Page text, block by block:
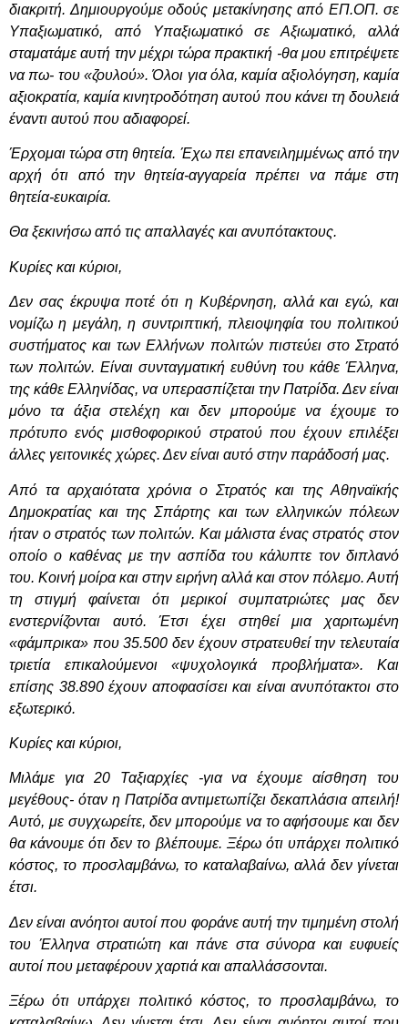
διακριτή. Δημιουργούμε οδούς μετακίνησης από ΕΠ.ΟΠ. σε
Υπαξιωματικό, από Υπαξιωματικό σε Αξιωματικό, αλλά
σταματάμε αυτή την μέχρι τώρα πρακτική -θα μου επιτρέψετε
να πω- του «ζουλού». Όλοι για όλα, καμία αξιολόγηση, καμία
αξιοκρατία, καμία κινητροδότηση αυτού που κάνει τη δουλειά
έναντι αυτού που αδιαφορεί.
Έρχομαι τώρα στη θητεία. Έχω πει επανειλημμένως από την
αρχή ότι από την θητεία-αγγαρεία πρέπει να πάμε στη
θητεία-ευκαιρία.
Θα ξεκινήσω από τις απαλλαγές και ανυπότακτους.
Κυρίες και κύριοι,
Δεν σας έκρυψα ποτέ ότι η Κυβέρνηση, αλλά και εγώ, και
νομίζω η μεγάλη, η συντριπτική, πλειοψηφία του πολιτικού
συστήματος και των Ελλήνων πολιτών πιστεύει στο Στρατό
των πολιτών. Είναι συνταγματική ευθύνη του κάθε Έλληνα,
της κάθε Ελληνίδας, να υπερασπίζεται την Πατρίδα. Δεν είναι
μόνο τα άξια στελέχη και δεν μπορούμε να έχουμε το
πρότυπο ενός μισθοφορικού στρατού που έχουν επιλέξει
άλλες γειτονικές χώρες. Δεν είναι αυτό στην παράδοσή μας.
Από τα αρχαιότατα χρόνια ο Στρατός και της Αθηναϊκής
Δημοκρατίας και της Σπάρτης και των ελληνικών πόλεων
ήταν ο στρατός των πολιτών. Και μάλιστα ένας στρατός στον
οποίο ο καθένας με την ασπίδα του κάλυπτε τον διπλανό
του. Κοινή μοίρα και στην ειρήνη αλλά και στον πόλεμο. Αυτή
τη στιγμή φαίνεται ότι μερικοί συμπατριώτες μας δεν
ενστερνίζονται αυτό. Έτσι έχει στηθεί μια χαριτωμένη
«φάμπρικα» που 35.500 δεν έχουν στρατευθεί την τελευταία
τριετία επικαλούμενοι «ψυχολογικά προβλήματα». Και
επίσης 38.890 έχουν αποφασίσει και είναι ανυπότακτοι στο
εξωτερικό.
Κυρίες και κύριοι,
Μιλάμε για 20 Ταξιαρχίες -για να έχουμε αίσθηση του
μεγέθους- όταν η Πατρίδα αντιμετωπίζει δεκαπλάσια απειλή!
Αυτό, με συγχωρείτε, δεν μπορούμε να το αφήσουμε και δεν
θα κάνουμε ότι δεν το βλέπουμε. Ξέρω ότι υπάρχει πολιτικό
κόστος, το προσλαμβάνω, το καταλαβαίνω, αλλά δεν γίνεται
έτσι.
Δεν είναι ανόητοι αυτοί που φοράνε αυτή την τιμημένη στολή
του Έλληνα στρατιώτη και πάνε στα σύνορα και ευφυείς
αυτοί που μεταφέρουν χαρτιά και απαλλάσσονται.
Ξέρω ότι υπάρχει πολιτικό κόστος, το προσλαμβάνω, το